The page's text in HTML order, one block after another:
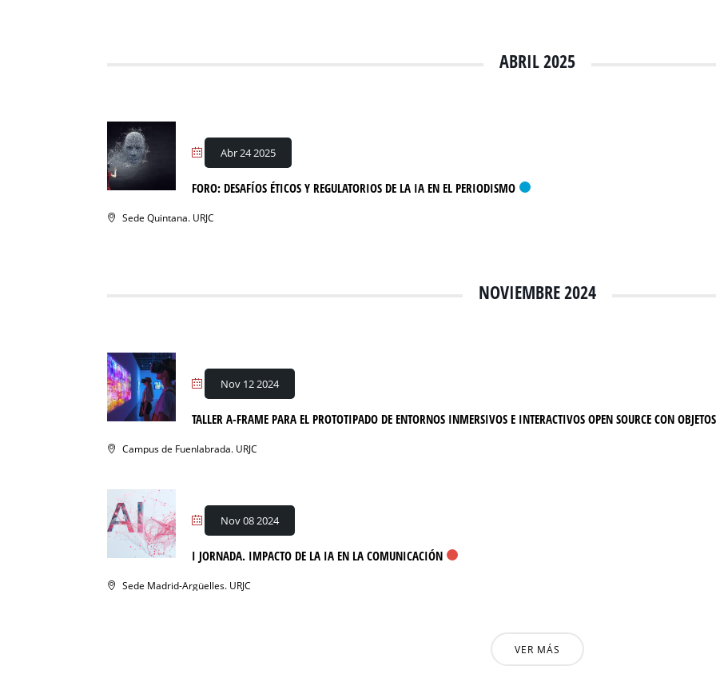
ABRIL 2025
Abr 24 2025
FORO: DESAFÍOS ÉTICOS Y REGULATORIOS DE LA IA EN EL PERIODISMO
Sede Quintana. URJC
NOVIEMBRE 2024
Nov 12 2024
TALLER A-FRAME PARA EL PROTOTIPADO DE ENTORNOS INMERSIVOS E INTERACTIVOS OPEN SOURCE CON
Campus de Fuenlabrada. URJC
Nov 08 2024
I JORNADA. IMPACTO DE LA IA EN LA COMUNICACIÓN
Sede Madrid-Argüelles. URJC
VER MÁS